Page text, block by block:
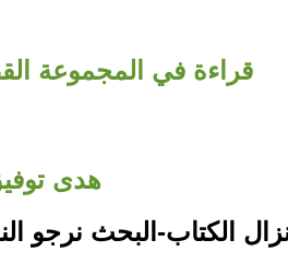
قراءة في المجموعة
هدى
الكتاب-البحث نرجو